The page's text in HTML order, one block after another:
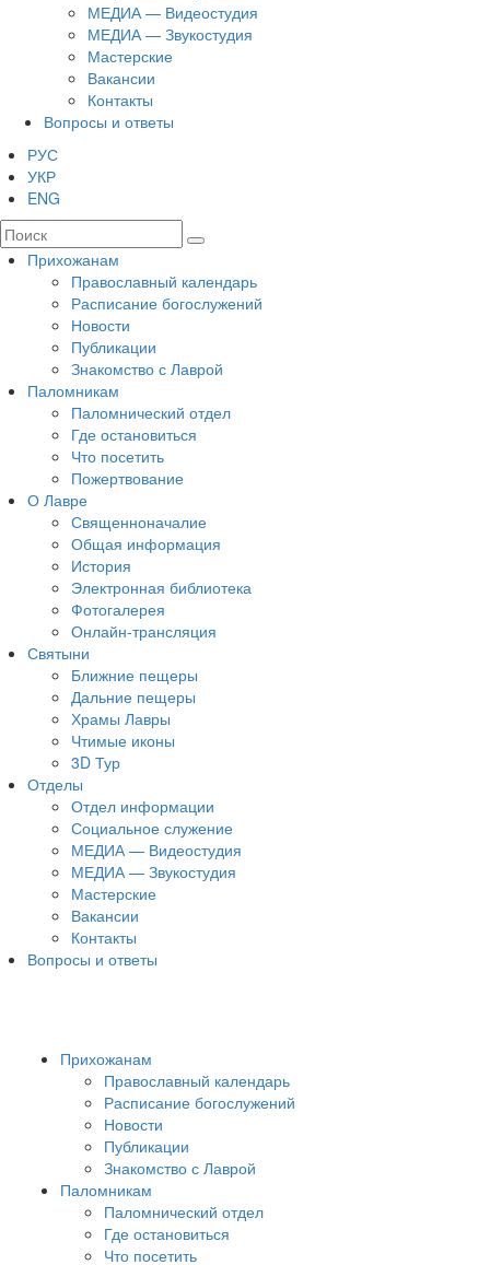
МЕДИА — Видеостудия
МЕДИА — Звукостудия
Мастерские
Вакансии
Контакты
Вопросы и ответы
РУС
УКР
ENG
Прихожанам
Православный календарь
Расписание богослужений
Новости
Публикации
Знакомство с Лаврой
Паломникам
Паломнический отдел
Где остановиться
Что посетить
Пожертвование
О Лавре
Священноначалие
Общая информация
История
Электронная библиотека
Фотогалерея
Онлайн-трансляция
Святыни
Ближние пещеры
Дальние пещеры
Храмы Лавры
Чтимые иконы
3D Тур
Отделы
Отдел информации
Социальное служение
МЕДИА — Видеостудия
МЕДИА — Звукостудия
Мастерские
Вакансии
Контакты
Вопросы и ответы
Прихожанам
Православный календарь
Расписание богослужений
Новости
Публикации
Знакомство с Лаврой
Паломникам
Паломнический отдел
Где остановиться
Что посетить